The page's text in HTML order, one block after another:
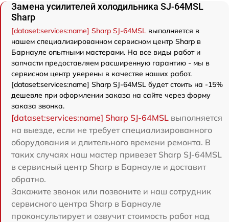
Замена усилителей холодильника SJ-64MSL
Sharp
[dataset:services:name] Sharp SJ-64MSL выполняется в
нашем специализированном сервисном центр Sharp в
Барнауле опытными мастерами. На все виды работ и
запчасти предоставляем расширенную гарантию - мы в
сервисном центр уверены в качестве наших работ.
[dataset:services:name] Sharp SJ-64MSL будет стоить на -15%
дешевле при оформлении заказа на сайте через форму
заказа звонка.
[dataset:services:name] Sharp SJ-64MSL выполняется
на выезде, если не требует специализированного
оборудования и длительного времени ремонта. В
таких случаях наш мастер привезет Sharp SJ-64MSL
в сервисный центр Sharp в Барнауле и доставит
обратно.
Закажите звонок или позвоните и наш сотрудник
сервисного центра Sharp в Барнауле
проконсультирует и озвучит стоимость работ над